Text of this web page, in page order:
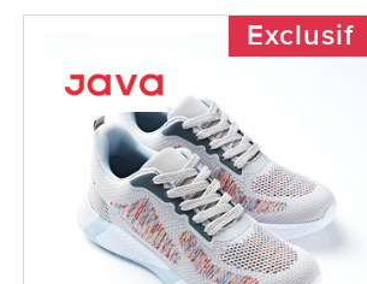
Exclusif